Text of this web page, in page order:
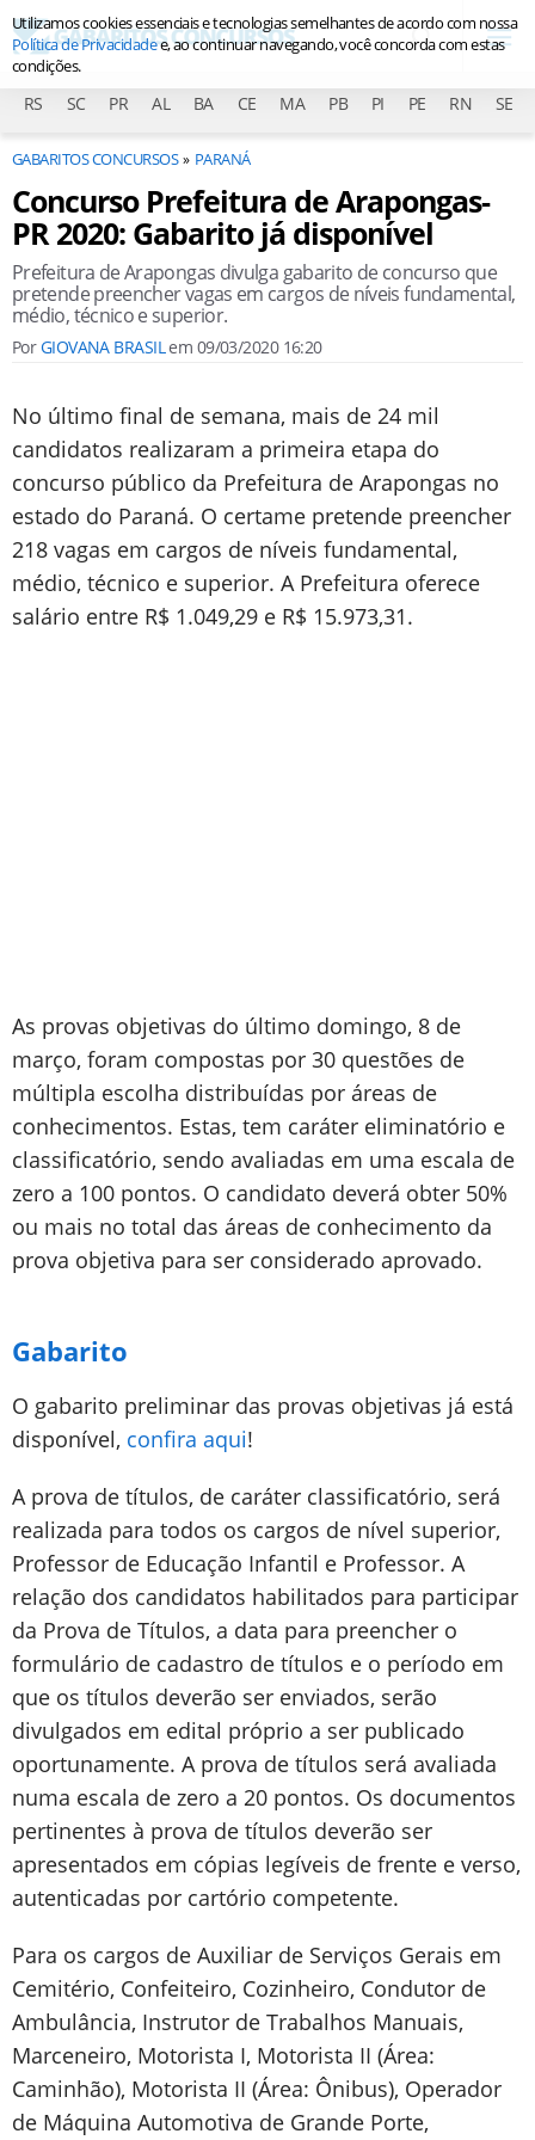
RS SC PR AL BA CE MA PB PI PE RN SE
GABARITOS CONCURSOS PARANÁ
Concurso Prefeitura de Arapongas-
PR 2020: Gabarito já disponível
Prefeitura de Arapongas divulga gabarito de concurso que
pretende preencher vagas em cargos de níveis fundamental,
médio, técnico e superior.
PorGIOVANA BRASILem 09/03/2020 16:20
No último final de semana, mais de 24 mil
candidatos realizaram a primeira etapa do
concurso público da Prefeitura de Arapongas no
estado do Paraná. O certame pretende preencher
218 vagas em cargos de níveis fundamental,
médio, técnico e superior. A Prefeitura oferece
salário entre R$ 1.049,29 e R$ 15.973,31.
As provas objetivas do último domingo, 8 de
março, foram compostas por 30 questões de
múltipla escolha distribuídas por áreas de
conhecimentos. Estas, tem caráter eliminatório e
classificatório, sendo avaliadas em uma escala de
zero a 100 pontos. O candidato deverá obter 50%
ou mais no total das áreas de conhecimento da
prova objetiva para ser considerado aprovado.
Gabarito
O gabarito preliminar das provas objetivas já está
disponível, confira aqui!
A prova de títulos, de caráter classificatório, será
realizada para todos os cargos de nível superior,
Professor de Educação Infantil e Professor. A
relação dos candidatos habilitados para participar
da Prova de Títulos, a data para preencher o
formulário de cadastro de títulos e o período em
que os títulos deverão ser enviados, serão
divulgados em edital próprio a ser publicado
oportunamente. A prova de títulos será avaliada
numa escala de zero a 20 pontos. Os documentos
pertinentes à prova de títulos deverão ser
apresentados em cópias legíveis de frente e verso,
autenticadas por cartório competente.
Para os cargos de Auxiliar de Serviços Gerais em
Cemitério, Confeiteiro, Cozinheiro, Condutor de
Ambulância, Instrutor de Trabalhos Manuais,
Marceneiro, Motorista I, Motorista II (Área:
Caminhão), Motorista II (Área: Ônibus), Operador
de Máquina Automotiva de Grande Porte,
Utilizamos cookies essenciais e tecnologias semelhantes de acordo com nossa
Política de Privacidadee, ao continuar navegando, você concorda com estas
condições.